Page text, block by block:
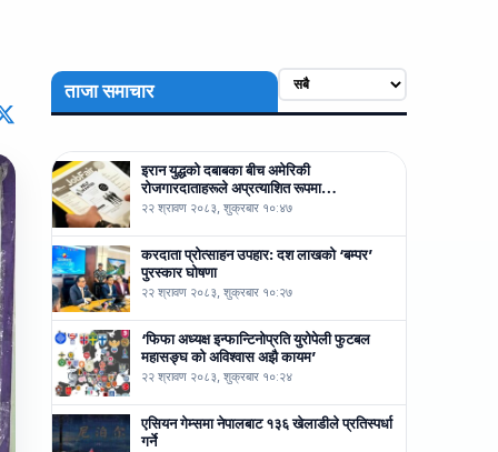
ताजा समाचार
इरान युद्धको दबाबका बीच अमेरिकी
रोजगारदाताहरूले अप्रत्याशित रूपमा…
२२ श्रावण २०८३, शुक्रबार १०:४७
करदाता प्रोत्साहन उपहार: दश लाखको ‘बम्पर’
पुरस्कार घोषणा
२२ श्रावण २०८३, शुक्रबार १०:२७
‘फिफा अध्यक्ष इन्फान्टिनोप्रति युरोपेली फुटबल
महासङ्घ को अविश्वास अझै कायम’
२२ श्रावण २०८३, शुक्रबार १०:२४
एसियन गेम्समा नेपालबाट १३६ खेलाडीले प्रतिस्पर्धा
गर्ने